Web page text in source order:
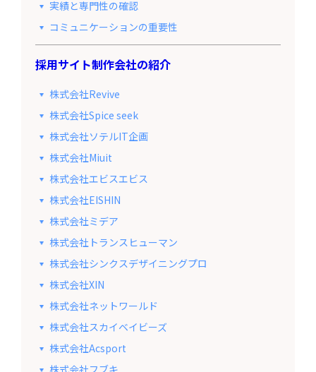
実績と専門性の確認
コミュニケーションの重要性
採用サイト制作会社の紹介
株式会社Revive
株式会社Spice seek
株式会社ソテルIT企画
株式会社Miuit
株式会社エビスエビス
株式会社EISHIN
株式会社ミデア
株式会社トランスヒューマン
株式会社シンクスデザイニングプロ
株式会社XIN
株式会社ネットワールド
株式会社スカイベイビーズ
株式会社Acsport
株式会社フブキ